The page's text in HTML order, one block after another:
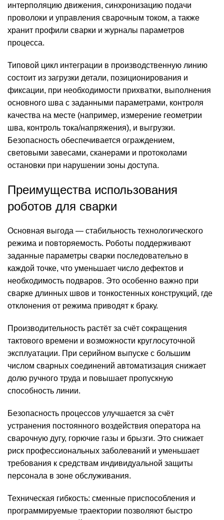
интерполяцию движения, синхронизацию подачи
проволоки и управления сварочным током, а также
хранит профили сварки и журналы параметров
процесса.
Типовой цикл интеграции в производственную линию
состоит из загрузки детали, позиционирования и
фиксации, при необходимости прихватки, выполнения
основного шва с заданными параметрами, контроля
качества на месте (например, измерение геометрии
шва, контроль тока/напряжения), и выгрузки.
Безопасность обеспечивается ограждением,
световыми завесами, сканерами и протоколами
остановки при нарушении зоны доступа.
Преимущества использования
роботов для сварки
Основная выгода — стабильность технологического
режима и повторяемость. Роботы поддерживают
заданные параметры сварки последовательно в
каждой точке, что уменьшает число дефектов и
необходимость подваров. Это особенно важно при
сварке длинных швов и тонкостенных конструкций, где
отклонения от режима приводят к браку.
Производительность растёт за счёт сокращения
тактового времени и возможности круглосуточной
эксплуатации. При серийном выпуске с большим
числом сварных соединений автоматизация снижает
долю ручного труда и повышает пропускную
способность линии.
Безопасность процессов улучшается за счёт
устранения постоянного воздействия оператора на
сварочную дугу, горючие газы и брызги. Это снижает
риск профессиональных заболеваний и уменьшает
требования к средствам индивидуальной защиты
персонала в зоне обслуживания.
Техническая гибкость: сменные приспособления и
программируемые траектории позволяют быстро